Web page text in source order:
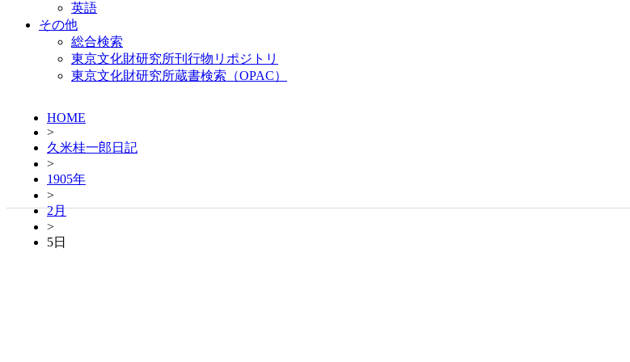
英語
その他
総合検索
東京文化財研究所刊行物リポジトリ
東京文化財研究所蔵書検索（OPAC）
HOME
>
久米桂一郎日記
>
1905年
>
2月
>
5日